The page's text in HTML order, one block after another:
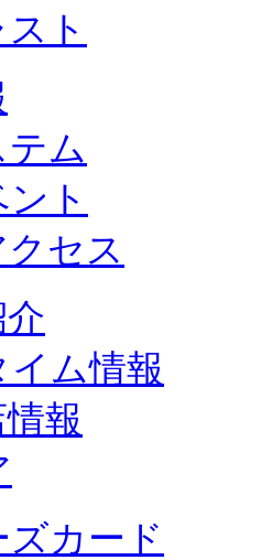
ト
ム
ト
セス
イム情報
報
ズカード